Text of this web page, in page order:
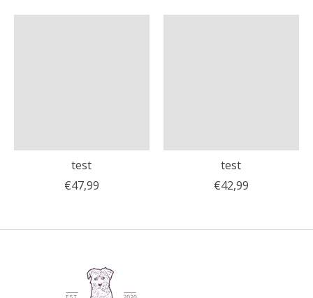
test
€47,99
test
€42,99